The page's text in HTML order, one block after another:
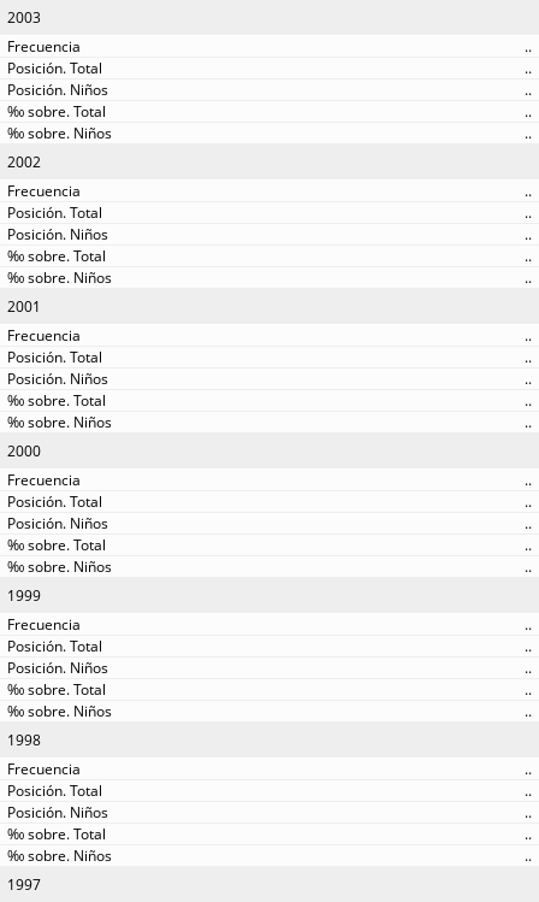
2003
..
..
..
..
..
2002
..
..
..
..
..
2001
..
..
..
..
..
2000
..
..
..
..
..
1999
..
..
..
..
..
1998
..
..
..
..
..
1997